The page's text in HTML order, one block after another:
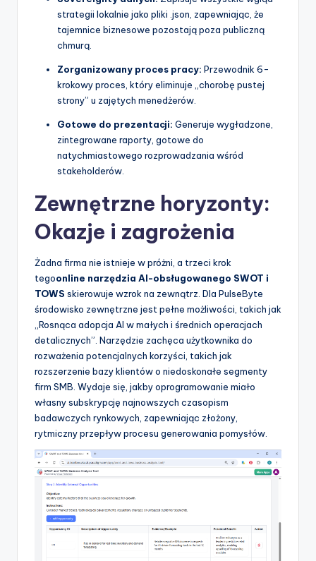
strategii lokalnie jako pliki .json, zapewniając, że
tajemnice biznesowe pozostają poza publiczną
chmurą.
Zorganizowany proces pracy: Przewodnik 6-
krokowy proces, który eliminuje „chorobę pustej
strony” u zajętych menedżerów.
Gotowe do prezentacji: Generuje wygładzone,
zintegrowane raporty, gotowe do
natychmiastowego rozprowadzania wśród
stakeholderów.
Zewnętrzne horyzonty:
Okazje i zagrożenia
Żadna firma nie istnieje w próżni, a trzeci krok
tegoonline narzędzia AI-obsługowanego SWOT i
TOWS skierowuje wzrok na zewnątrz. Dla PulseByte
środowisko zewnętrzne jest pełne możliwości, takich jak
„Rosnąca adopcja AI w małych i średnich operacjach
detalicznych”. Narzędzie zachęca użytkownika do
rozważenia potencjalnych korzyści, takich jak
rozszerzenie bazy klientów o niedoskonałe segmenty
firm SMB. Wydaje się, jakby oprogramowanie miało
własny subskrypcję najnowszych czasopism
badawczych rynkowych, zapewniając złożony,
rytmiczny przepływ procesu generowania pomysłów.